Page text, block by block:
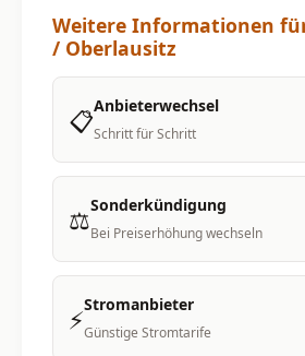
Weitere Informationen
/ Oberlausitz
📋Anbieterwechsel
Schritt für Schritt
⚖️Sonderkündigung
Bei Preiserhöhung wechseln
⚡Stromanbieter
Günstige Stromtarife